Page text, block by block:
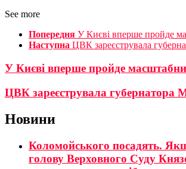
See more
Попередня У Києві вперше пройде
Наступна ЦВК зареєструвала
У Києві вперше пройде
ЦВК зареєструвала губернатора
Новини
Коломойського посадять.
голову Верховного Суду